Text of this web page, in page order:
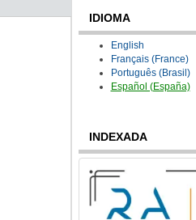
IDIOMA
English
Français (France)
Português (Brasil)
Español (España)
INDEXADA